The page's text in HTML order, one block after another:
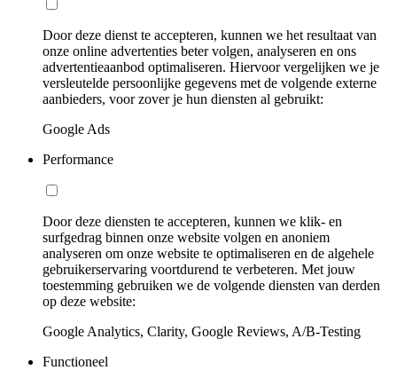
Door deze dienst te accepteren, kunnen we het resultaat van
onze online advertenties beter volgen, analyseren en ons
advertentieaanbod optimaliseren. Hiervoor vergelijken we je
versleutelde persoonlijke gegevens met de volgende externe
aanbieders, voor zover je hun diensten al gebruikt:
Google Ads
Performance
Door deze diensten te accepteren, kunnen we klik- en
surfgedrag binnen onze website volgen en anoniem
analyseren om onze website te optimaliseren en de algehele
gebruikerservaring voortdurend te verbeteren. Met jouw
toestemming gebruiken we de volgende diensten van derden
op deze website:
Google Analytics, Clarity, Google Reviews, A/B-Testing
Functioneel